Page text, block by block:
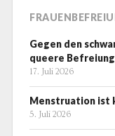
Gegen den
queere
17. Juli 2026
Menstruation ist
5. Juli 2026